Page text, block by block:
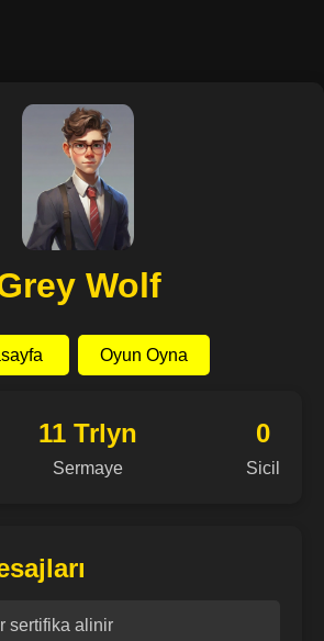
Wolf
Oyun Oyna
11 Trlyn
Sermaye
0
Sicil
sertifika alinir